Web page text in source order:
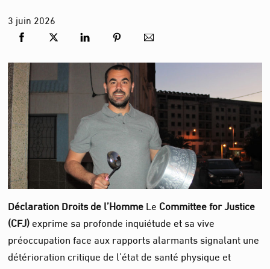
3 juin 2026
Déclaration Droits de l’HommeLeCommittee for Justice
(CFJ)exprime sa profonde inquiétude et sa vive
préoccupation face aux rapports alarmants signalant une
détérioration critique de l’état de santé physique et